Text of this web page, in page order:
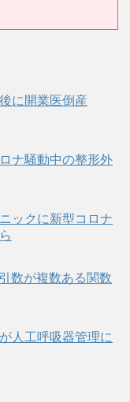
に開業医倒産
ナ騒動中の整形外
ックに新型コロナ
数が複数ある関数
人工呼吸器管理に